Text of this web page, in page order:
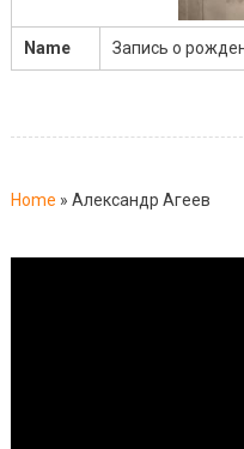
Name Запись о
Home » Александр Агеев